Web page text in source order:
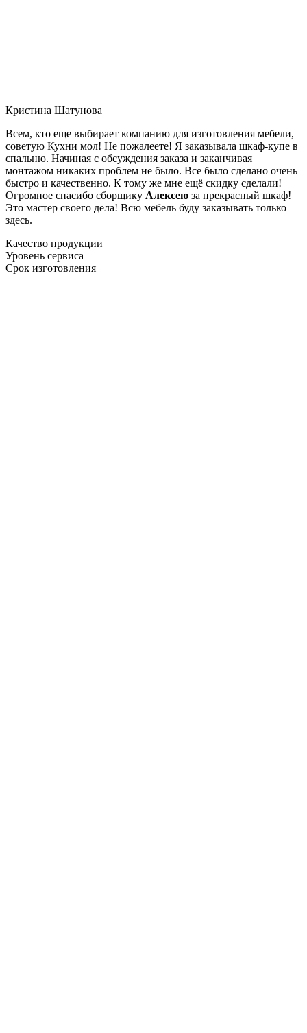
Кристина Шатунова
Всем, кто еще выбирает компанию для изготовления мебели,
советую Кухни мол! Не пожалеете! Я заказывала шкаф-купе в
спальню. Начиная с обсуждения заказа и заканчивая
монтажом никаких проблем не было. Все было сделано очень
быстро и качественно. К тому же мне ещё скидку сделали!
Огромное спасибо сборщику Алексею за прекрасный шкаф!
Это мастер своего дела! Всю мебель буду заказывать только
здесь.
Качество продукции
Уровень сервиса
Срок изготовления